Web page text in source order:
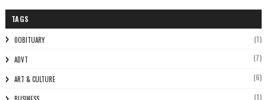
TAGS
0OBITUARY (1)
ADVT (7)
ART & CULTURE (6)
(1)